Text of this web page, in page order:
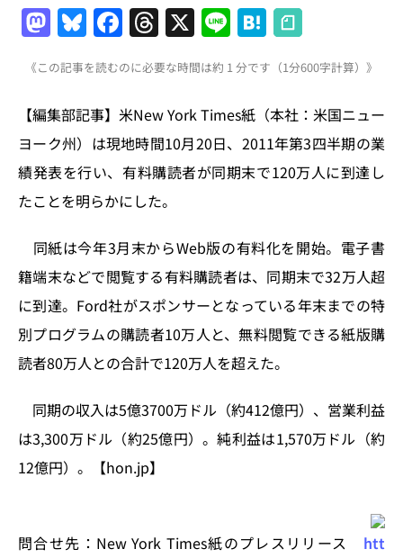
M
a
st
o
d
o
n
Bl
u
e
s
k
y
F
a
c
e
b
o
o
T
h
re
a
d
s
X Li
n
e
H
at
e
n
a
《この記事を読むのに必要な時間は約 1 分です（1分600字計算）》
【編集部記事】米New York Times紙（本社：米国ニュー
ヨーク州）は現地時間10月20日、2011年第3四半期の業
績発表を行い、有料購読者が同期末で120万人に到達し
たことを明らかにした。
同紙は今年3月末からWeb版の有料化を開始。電子書
籍端末などで閲覧する有料購読者は、同期末で32万人超
に到達。Ford社がスポンサーとなっている年末までの特
別プログラムの購読者10万人と、無料閲覧できる紙版購
読者80万人との合計で120万人を超えた。
同期の収入は5億3700万ドル（約412億円）、営業利益
は3,300万ドル（約25億円）。純利益は1,570万ドル（約
12億円）。【hon.jp】
問合せ先：New York Times紙のプレスリリース htt